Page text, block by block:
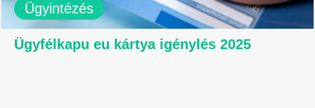
Ügyintézés
Ügyfélkapu eu kártya igénylés 2025